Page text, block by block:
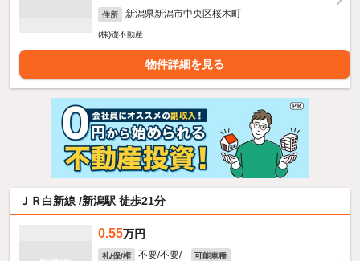
住所 新潟県新潟市中央区桜木町
(株)礎不動産
物件詳細を見る
ＪＲ白新線 /新潟駅 徒歩21分
0.55万円
礼/保/権 不要/不要/- 可能車種 -